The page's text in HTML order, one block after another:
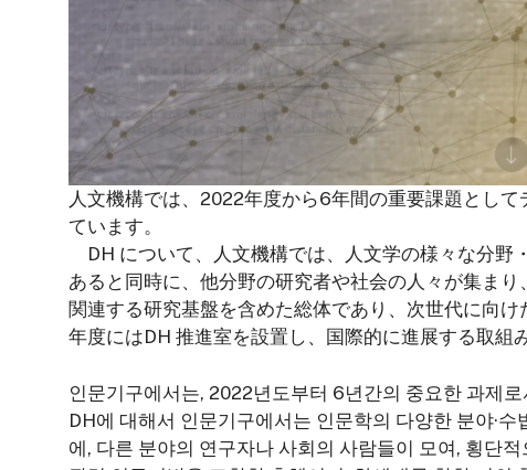
人文機構では、2022年度から6年間の重要課題とし
ています。
DH について、人文機構では、人文学の様々な分野
あると同時に、他分野の研究者や社会の人々が集ま
関連する研究基盤を含めた総体であり、次世代に向
年度にはDH 推進室を設置し、国際的に進展する取組
인문기구에서는, 2022년도부터 6년간의 중요한 과제
DH에 대해서 인문기구에서는 인문학의 다양한 분야·
에, 다른 분야의 연구자나 사회의 사람들이 모여, 횡단